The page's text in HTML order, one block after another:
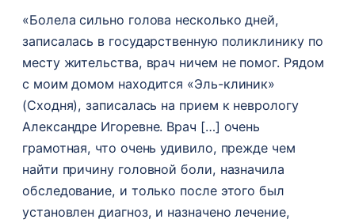
«Болела сильно голова несколько дней,
записалась в государственную поликлинику по
месту жительства, врач ничем не помог. Рядом
с моим домом находится «Эль-клиник»
(Сходня), записалась на прием к неврологу
Александре Игоревне. Врач […] очень
грамотная, что очень удивило, прежде чем
найти причину головной боли, назначила
обследование, и только после этого был
установлен диагноз, и назначено лечение,